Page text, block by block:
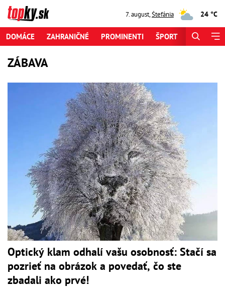
7. august,Štefánia 24 °C
DOMÁCE ZAHRANIČNÉ PROMINENTI ŠPORT
ZÁBAVA
Optický klam odhalí vašu osobnosť: Stačí sa
pozrieť na obrázok a povedať, čo ste
zbadali ako prvé!